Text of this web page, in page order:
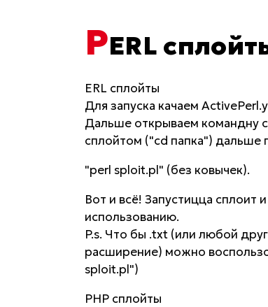
PERL
ERL сплойты
Для запуска качаем
Дальше открываем командну
сплойтом ("cd папка") дальше
"perl sploit.pl" (без ковычек).
Вот и всё! Запустицца
использованию.
P.s. Что бы .txt (или любой
расширение) можно
sploit.pl")
PHP сплойты